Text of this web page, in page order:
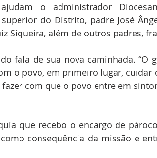
o administrador
do Distrito, padre José
Siqueira, além de outros padres,
fala de sua nova caminhada. “O
o povo, em primeiro lugar,
com que o povo entre em
que recebo o encargo de
consequência da missão e